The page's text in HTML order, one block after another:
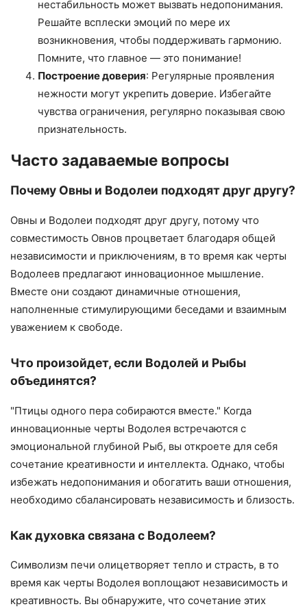
нестабильность может вызвать недопонимания.
Решайте всплески эмоций по мере их
возникновения, чтобы поддерживать гармонию.
Помните, что главное — это понимание!
Построение доверия: Регулярные проявления
нежности могут укрепить доверие. Избегайте
чувства ограничения, регулярно показывая свою
признательность.
Часто задаваемые вопросы
Почему Овны и Водолеи подходят друг другу?
Овны и Водолеи подходят друг другу, потому что
совместимость Овнов процветает благодаря общей
независимости и приключениям, в то время как черты
Водолеев предлагают инновационное мышление.
Вместе они создают динамичные отношения,
наполненные стимулирующими беседами и взаимным
уважением к свободе.
Что произойдет, если Водолей и Рыбы
объединятся?
"Птицы одного пера собираются вместе." Когда
инновационные черты Водолея встречаются с
эмоциональной глубиной Рыб, вы откроете для себя
сочетание креативности и интеллекта. Однако, чтобы
избежать недопонимания и обогатить ваши отношения,
необходимо сбалансировать независимость и близость.
Как духовка связана с Водолеем?
Символизм печи олицетворяет тепло и страсть, в то
время как черты Водолея воплощают независимость и
креативность. Вы обнаружите, что сочетание этих